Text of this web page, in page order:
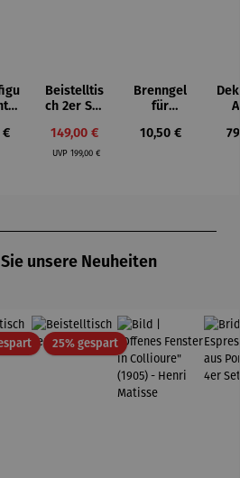
-
Preis:
€
Beistelltis
ch 2er Set
Verkaufspreis:
149,00 €
UVP Regulärer Preis:
199,00 €
Brenngel
für
elle -
Regulärer Preis:
10,50 €
unsere Neuheiten
Rabatt25% gespartRabatt